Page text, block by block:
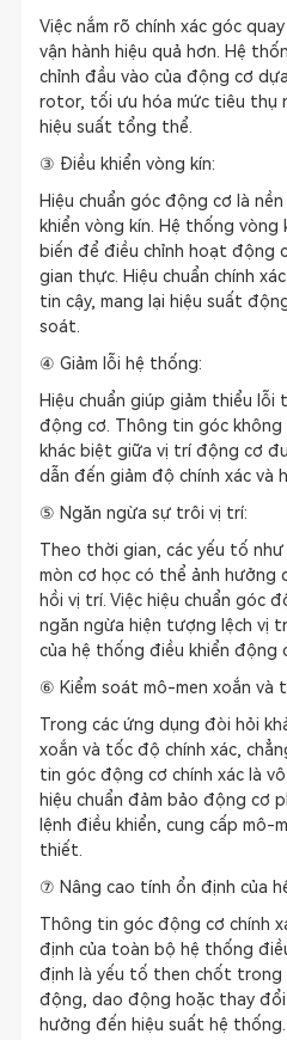
Việc nắm rõ chính xác góc
vận hành hiệu quả hơn. Hệ
chỉnh đầu vào của động cơ
rotor, tối ưu hóa mức tiêu thụ
hiệu suất tổng thể.
③ Điều khiển vòng kín:
Hiệu chuẩn góc động cơ là
khiển vòng kín. Hệ thống vòng
biến để điều chỉnh hoạt động
gian thực. Hiệu chuẩn chính
tin cậy, mang lại hiệu suất
soát.
④ Giảm lỗi hệ thống:
Hiệu chuẩn giúp giảm thiểu
động cơ. Thông tin góc không
khác biệt giữa vị trí động cơ
dẫn đến giảm độ chính xác và
⑤ Ngăn ngừa sự trôi vị trí:
Theo thời gian, các yếu tố
mòn cơ học có thể ảnh hưởng
hồi vị trí. Việc hiệu chuẩn góc
ngăn ngừa hiện tượng lệch vị
của hệ thống điều khiển động
⑥ Kiểm soát mô-men xoắn
Trong các ứng dụng đòi hỏi
xoắn và tốc độ chính xác,
tin góc động cơ chính xác là
hiệu chuẩn đảm bảo động cơ
lệnh điều khiển, cung cấp mô-
thiết.
⑦ Nâng cao tính ổn định của
Thông tin góc động cơ chính
định của toàn bộ hệ thống
định là yếu tố then chốt trong
động, dao động hoặc thay
hưởng đến hiệu suất hệ thống.